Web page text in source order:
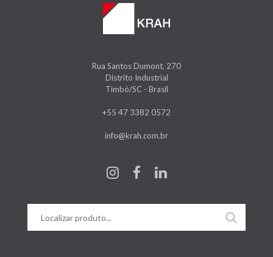
Rua Santos Dumont, 270
Distrito Industrial
Timbó/SC - Brasil
+55 47 3382 0572
info@krah.com.br